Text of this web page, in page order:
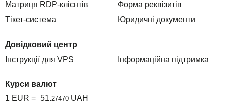
Матриця RDP-клієнтів
Тікет-система
Форма реквізитів
Юридичні документи
Довідковий центр
Інструкції для VPS
Інформаційна підтримка
Курси валют
1 EUR = 51.27470 UAH